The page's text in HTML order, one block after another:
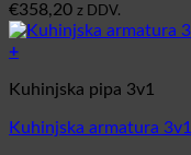
€358,20 z DDV.
+
Kuhinjska pipa 3v1
Kuhinjska armatura